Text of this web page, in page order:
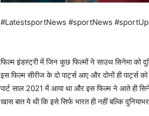
#LatestsportNews #sportNews
फिल्म इंडस्ट्री में जिन कुछ फिल्मों ने साउथ सिनेमा को
इस फिल्म सीरीज के दो पार्ट्स आए और दोनों ही पार्ट्स
पार्ट साल 2021 में आया था और इस फिल्म ने आते ही
खास बात ये थी कि इसे सिर्फ भारत ही नहीं बल्कि